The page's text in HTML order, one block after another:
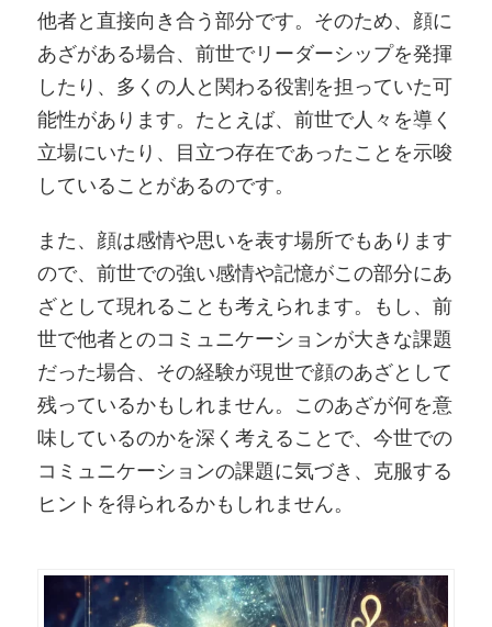
他者と直接向き合う部分です。そのため、顔に
あざがある場合、前世でリーダーシップを発揮
したり、多くの人と関わる役割を担っていた可
能性があります。たとえば、前世で人々を導く
立場にいたり、目立つ存在であったことを示唆
していることがあるのです。
また、顔は感情や思いを表す場所でもあります
ので、前世での強い感情や記憶がこの部分にあ
ざとして現れることも考えられます。もし、前
世で他者とのコミュニケーションが大きな課題
だった場合、その経験が現世で顔のあざとして
残っているかもしれません。このあざが何を意
味しているのかを深く考えることで、今世での
コミュニケーションの課題に気づき、克服する
ヒントを得られるかもしれません。